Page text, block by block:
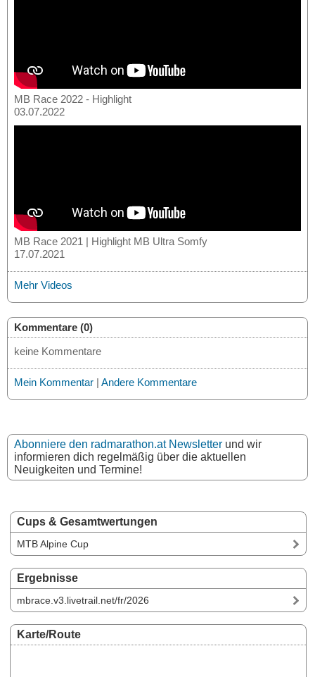
Cups & Gesamtwertungen
MTB Alpine Cup
Ergebnisse
mbrace.v3.livetrail.net/fr/2026
Karte/Route
MB Race 2022 - Highlight
03.07.2022
MB Race 2021 | Highlight MB Ultra Somfy
17.07.2021
Mehr Videos
Kommentare (0)
keine Kommentare
Mein Kommentar | Andere Kommentare
Abonniere den radmarathon.at Newsletter und wir
informieren dich regelmäßig über die aktuellen
Neuigkeiten und Termine!